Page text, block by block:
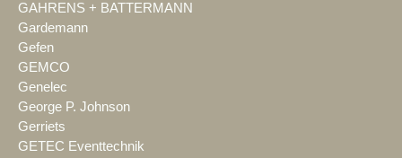
GAHRENS + BATTERMANN
Gardemann
Gefen
GEMCO
Genelec
George P. Johnson
Gerriets
GETEC Eventtechnik